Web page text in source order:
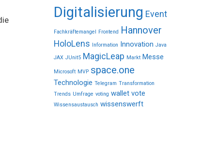
Digitalisierung Event
Fachkräftemangel Frontend Hannover
HoloLens Information Innovation Java
JAX JUnit5 MagicLeap Markt Messe
Microsoft MVP space.one
Technologie Telegram Transformation
Trends Umfrage voting wallet vote
Wissensaustausch wissenswerft